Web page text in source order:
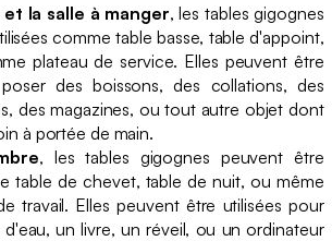
et la salle à manger, les tables gigognes
comme table basse, table d'appoint,
plateau de service. Elles peuvent être
des boissons, des collations, des
des magazines, ou tout autre objet dont
à portée de main.
, les tables gigognes peuvent être
table de chevet, table de nuit, ou même
travail. Elles peuvent être utilisées pour
un livre, un réveil, ou un ordinateur